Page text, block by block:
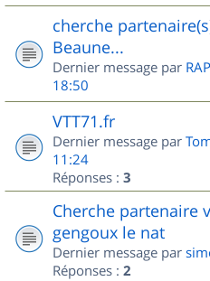
cherche
Beaune...
Dernier message par
18:50
VTT71.fr
Dernier message par
11:24
Réponses : 3
Cherche partenaire
gengoux le nat
Dernier message par
Réponses : 2